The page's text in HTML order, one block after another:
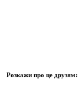
Розкажи про це друзям: